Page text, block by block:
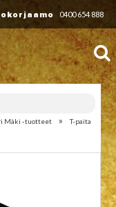
0400 654 888
Mäki -tuotteet »
T-paita